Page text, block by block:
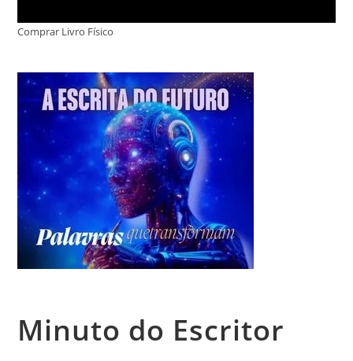
Comprar Livro Físico
Minuto do Escritor